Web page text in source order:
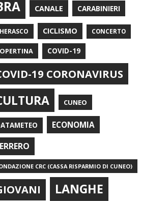
CANALE CARABINIERI
CICLISMO CONCERTO
COVID-19
19 CORONAVIRUS
CUNEO
ECONOMIA
CRC (CASSA RISPARMIO DI CUNEO)
LANGHE